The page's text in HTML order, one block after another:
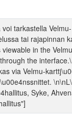
voi tarkastella Velmu-
tai rajapinnan
viewable in the
the
via Velmu-
Syke,